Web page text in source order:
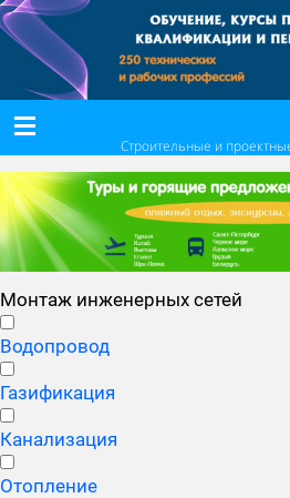
Строительные и
Монтаж инженерных сетей
Водопровод
Газификация
Канализация
Отопление